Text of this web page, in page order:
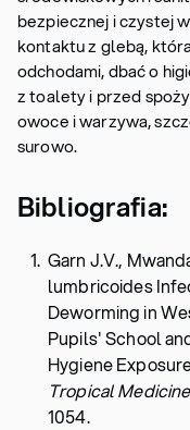
bezpiecznej i czystej
kontaktu z glebą,
odchodami, dbać o
z toalety i przed
owoce i warzywa,
surowo.
Bibliografia:
Garn J.V.,
lumbricoides
Deworming in
Pupils' School
Hygiene
Tropical
1054.